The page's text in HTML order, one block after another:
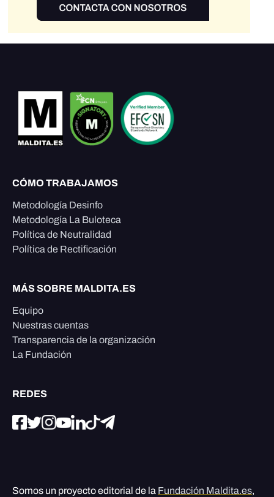
CÓMO TRABAJAMOS
Metodología Desinfo
Metodología La Buloteca
Política de Neutralidad
Política de Rectificación
MÁS SOBRE MALDITA.ES
Equipo
Nuestras cuentas
Transparencia de la organización
La Fundación
REDES
Somos un proyecto editorial de la Fundación Maldita.es,